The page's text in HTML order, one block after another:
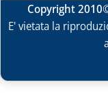
Copyright 2010
E' vietata la